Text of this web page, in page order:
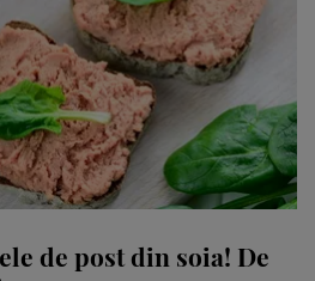
de post din soia! De